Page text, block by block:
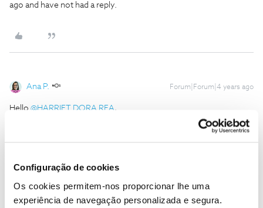
Configuração de cookies
Os cookies permitem-nos proporcionar lhe uma
experiência de navegação personalizada e segura.
ago and have not had a reply.
Ana P. Forum|Forum|4 years ago
Hello @HARRIET DORA REA,
como "Melhor Resposta" e faça "Like" nos melhores comentários.